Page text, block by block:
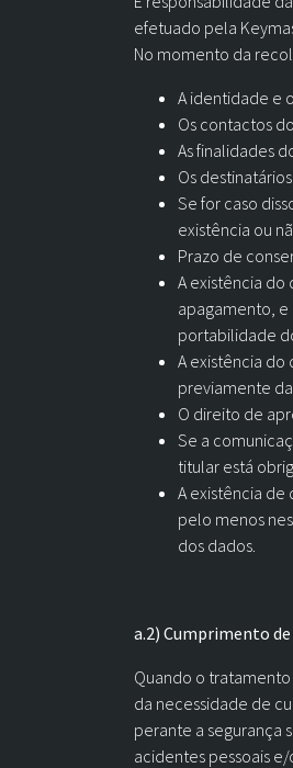
efetuado pela
No momento da
A identidade e
Os contactos
As finalidades
Os
Se for caso
existência ou
Prazo de
A existência
apagamento,
portabilidade
A existência
previamente
O direito de
Se a
titular está
A existência de
pelo menos
dos dados.
a.2) Cumprimento
Quando o
da necessidade de
perante a segurança
acidentes pessoais